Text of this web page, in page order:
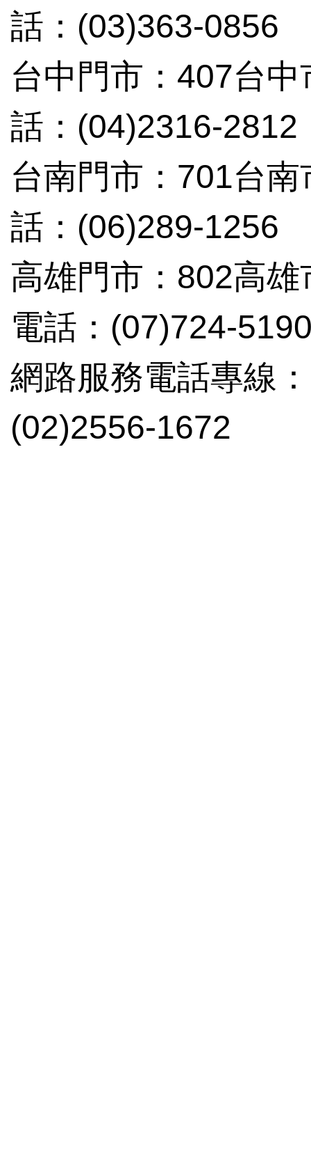
話：(03)363-0856
台中門市：407台
話：(04)2316-2812
台南門市：701台
話：(06)289-1256
高雄門市：802高
電話：(07)724-
網路服務電話專線
(02)2556-1672